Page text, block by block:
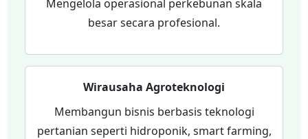
Mengelola operasional perkebunan skala
besar secara profesional.
Wirausaha Agroteknologi
Membangun bisnis berbasis teknologi
pertanian seperti hidroponik, smart farming,